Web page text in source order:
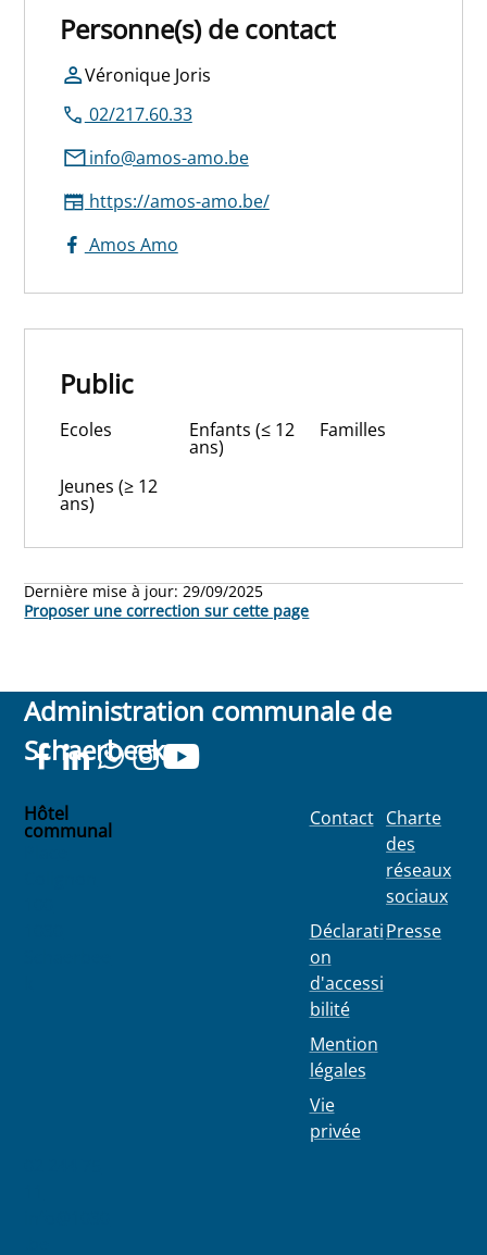
Personne(s) de contact
Véronique Joris
02/217.60.33
info@amos-amo.be
https://amos-amo.be/
Amos Amo
Public
Ecoles Enfants (≤ 12
ans)
Familles
Jeunes (≥ 12
ans)
Dernière mise à jour:29/09/2025
Proposer une correction sur cette page
Administration communale de
Schaerbeek
Hôtel
communal
Contact
Déclarati
on
d'accessi
bilité
Mention
légales
Vie
privée
Charte
des
réseaux
sociaux
Presse